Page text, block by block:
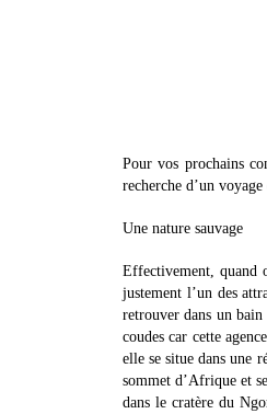
Pour vos prochains
recherche d’un
Une nature sauvage
Effectivement, quand
justement l’un des
retrouver dans un
coudes car cette
elle se situe dans une
sommet d’Afrique et
dans le cratère du